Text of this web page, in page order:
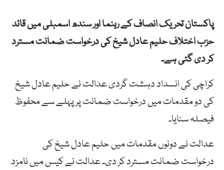
پاکستان تحریک انصاف کے رہنما اور سندھ اسمبلی میں قائد
حزب اختلاف حلیم عادل شیخ کی درخواست ضمانت مسترد
کر دی گئی ہے۔
کراچی کی انسداد دہشت گردی عدالت نے حلیم عادل شیخ
کی دو مقدمات میں درخواست ضمانت پر پہلے سے محفوظ
فیصلہ سنایا۔
عدالت نے دونوں مقدمات میں حلیم عادل شیخ کی
درخواست ضمانت مسترد کر دی۔ عدالت نے کیس میں نامزد